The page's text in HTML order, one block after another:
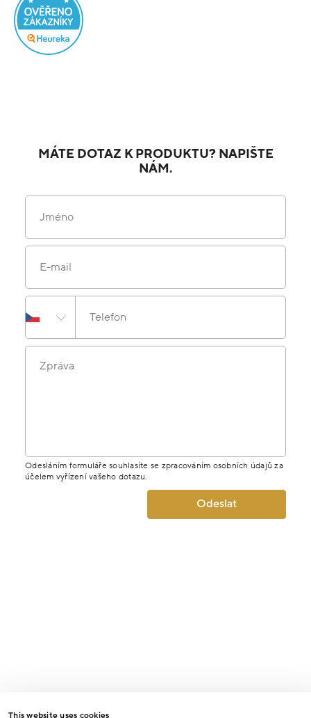
This website uses cookies
MÁTE DOTAZ K PRODUKTU? NAPIŠTE
NÁM.
Jméno
E-mail
Telefon
Zpráva
Odesláním formuláře souhlasíte se zpracováním osobních údajů za
účelem vyřízení vašeho dotazu.
Odeslat